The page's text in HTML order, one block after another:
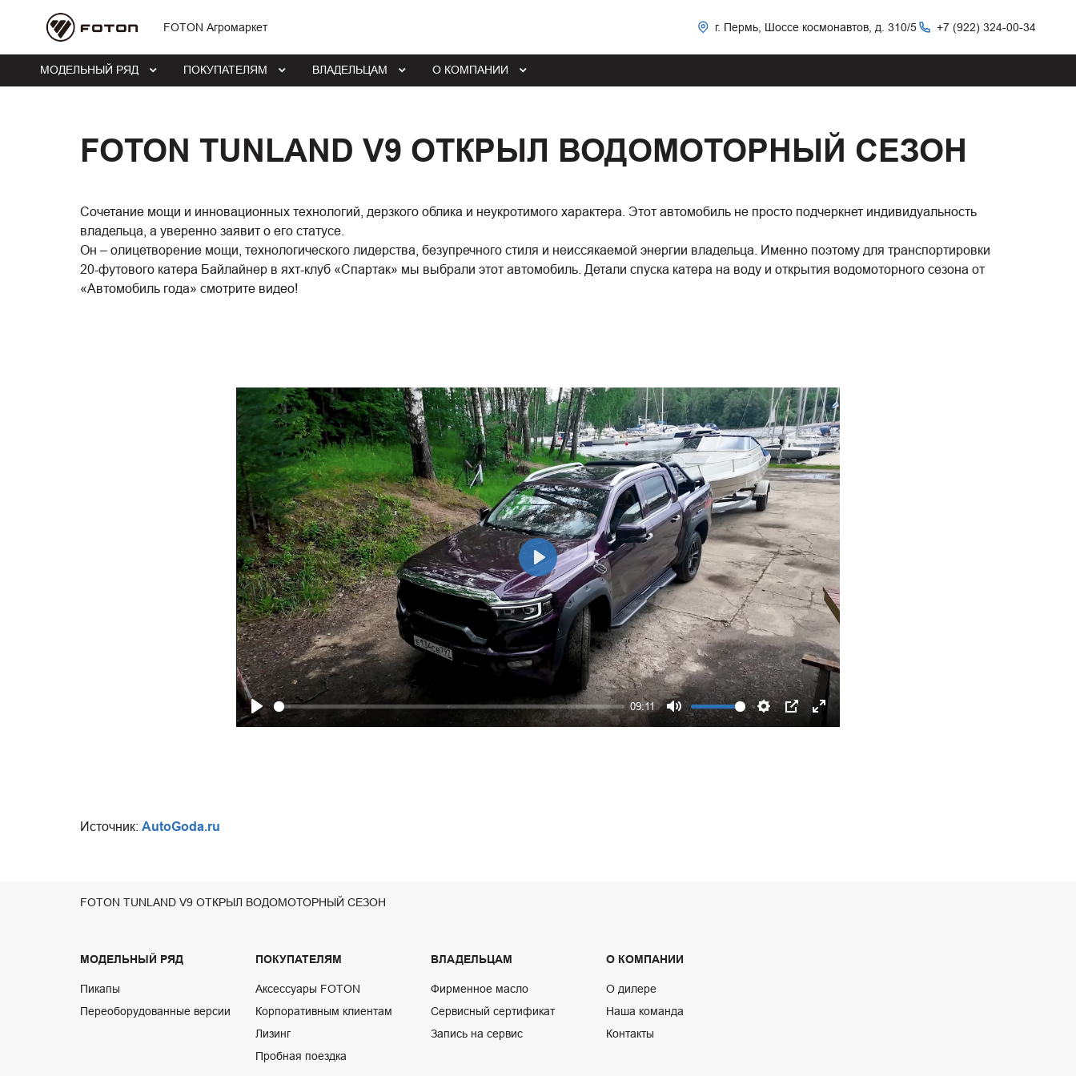
FOTON Агромаркет г. Пермь, Шоссе космонавтов, д. 310/5 +7 (922) 324-00-34
МОДЕЛЬНЫЙ РЯД ПОКУПАТЕЛЯМ ВЛАДЕЛЬЦАМ О КОМПАНИИ
FOTON TUNLAND V9 ОТКРЫЛ ВОДОМОТОРНЫЙ СЕЗОН
Сочетание мощи и инновационных технологий, дерзкого облика и неукротимого характера. Этот автомобиль не просто подчеркнет индивидуальность
владельца, а уверенно заявит о его статусе.
Он – олицетворение мощи, технологического лидерства, безупречного стиля и неиссякаемой энергии владельца. Именно поэтому для транспортировки
20-футового катера Байлайнер в яхт-клуб «Спартак» мы выбрали этот автомобиль. Детали спуска катера на воду и открытия водомоторного сезона от
«Автомобиль года» смотрите видео!
Play
09:11
Mute Settings
PIP Enter
Play
Источник: AutoGoda.ru
FOTON TUNLAND V9 ОТКРЫЛ ВОДОМОТОРНЫЙ СЕЗОН
МОДЕЛЬНЫЙ РЯД
Пикапы
Переоборудованные версии
ПОКУПАТЕЛЯМ
Аксессуары FOTON
Корпоративным клиентам
Лизинг
Пробная поездка
ВЛАДЕЛЬЦАМ
Фирменное масло
Сервисный сертификат
Запись на сервис
О КОМПАНИИ
О дилере
Наша команда
Контакты